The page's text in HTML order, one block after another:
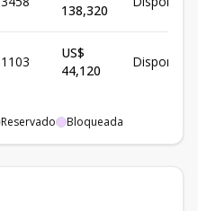
138,320
1103
US$
44,120
Disponible
Reservado Bloqueada